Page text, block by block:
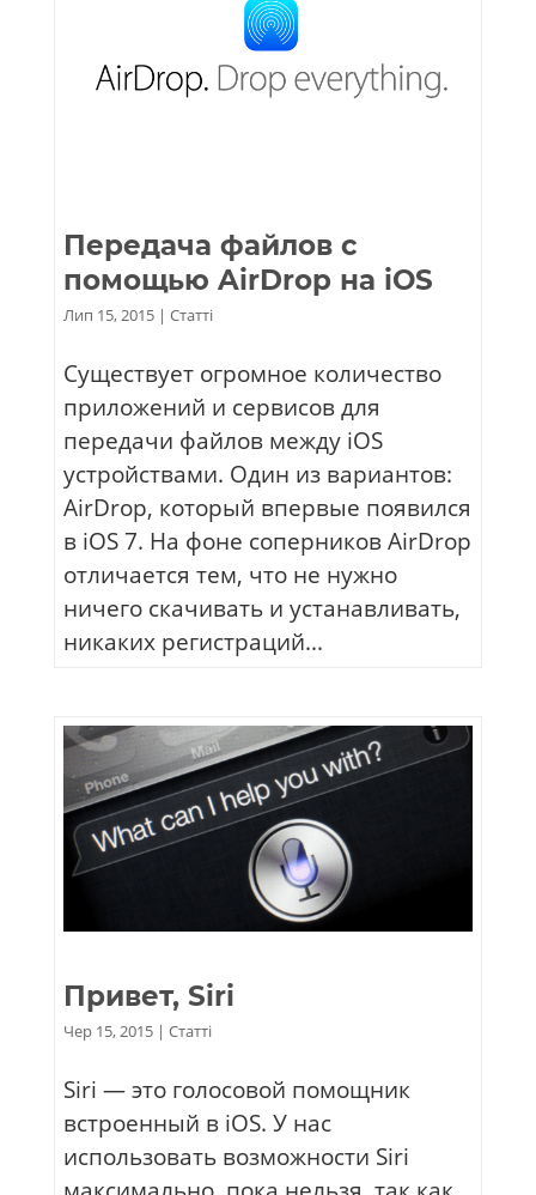
Передача файлов с
помощью AirDrop на iOS
Лип 15, 2015| Статті
Существует огромное количество
приложений и сервисов для
передачи файлов между iOS
устройствами. Один из вариантов:
AirDrop, который впервые появился
в iOS 7. На фоне соперников AirDrop
отличается тем, что не нужно
ничего скачивать и устанавливать,
никаких регистраций...
Привет, Siri
Чер 15, 2015| Статті
Siri — это голосовой помощник
встроенный в iOS. У нас
использовать возможности Siri